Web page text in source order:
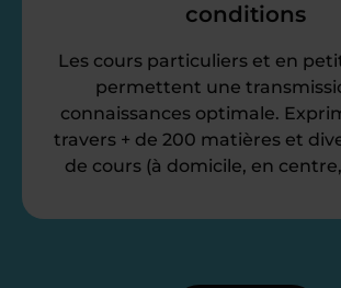
conditions
Les cours particuliers et en
permettent une
connaissances optimale.
travers + de 200 matières et
de cours (à domicile, en